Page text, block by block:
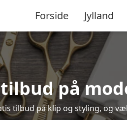
Forside Jylland
på
tilbud på klip og styling, og